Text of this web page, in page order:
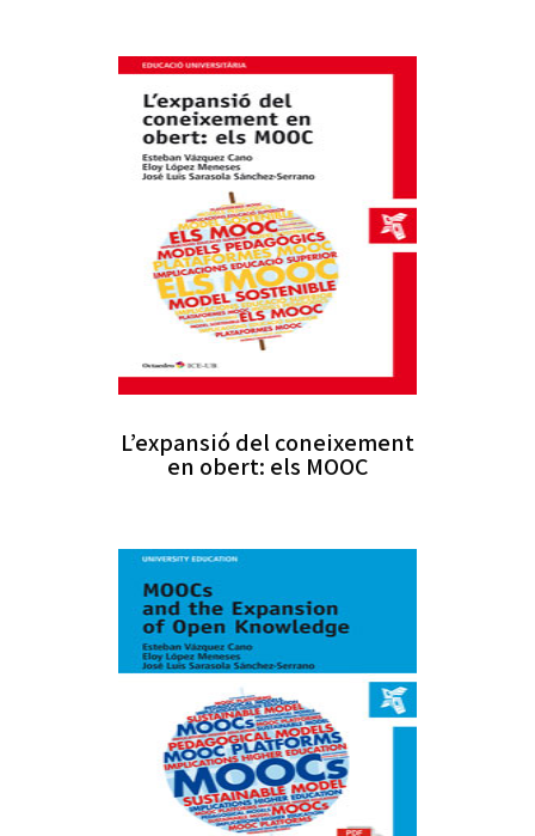
L’expansió del coneixement
en obert: els MOOC